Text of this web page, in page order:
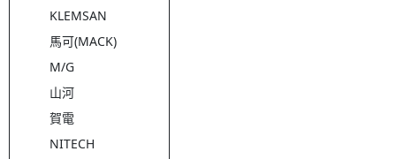
KLEMSAN
馬可(MACK)
M/G
山河
賀電
NITECH